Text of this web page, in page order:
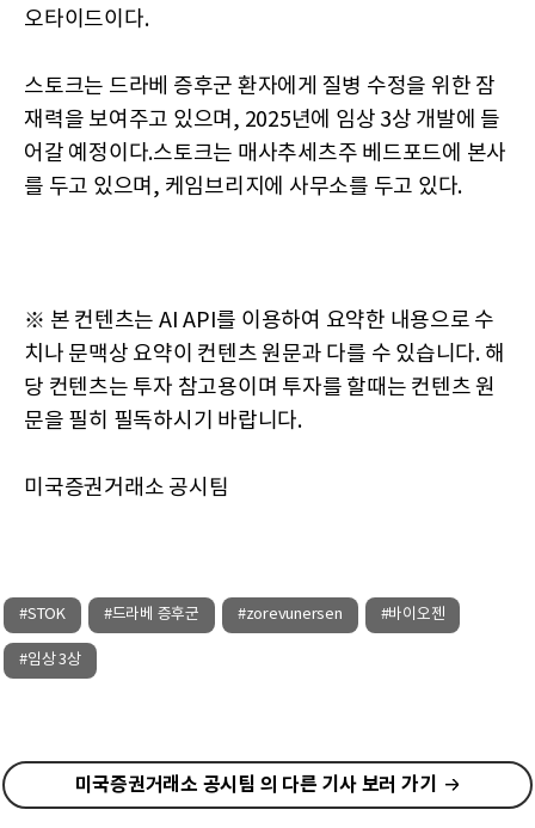
오타이드이다.
스토크는 드라베 증후군 환자에게 질병 수정을 위한 잠
재력을 보여주고 있으며, 2025년에 임상 3상 개발에 들
어갈 예정이다.스토크는 매사추세츠주 베드포드에 본사
를 두고 있으며, 케임브리지에 사무소를 두고 있다.
※ 본 컨텐츠는 AI API를 이용하여 요약한 내용으로 수
치나 문맥상 요약이 컨텐츠 원문과 다를 수 있습니다. 해
당 컨텐츠는 투자 참고용이며 투자를 할때는 컨텐츠 원
문을 필히 필독하시기 바랍니다.
미국증권거래소 공시팀
#STOK #드라베 증후군 #zorevunersen #바이오젠
#임상 3상
미국증권거래소 공시팀 의 다른 기사 보러 가기